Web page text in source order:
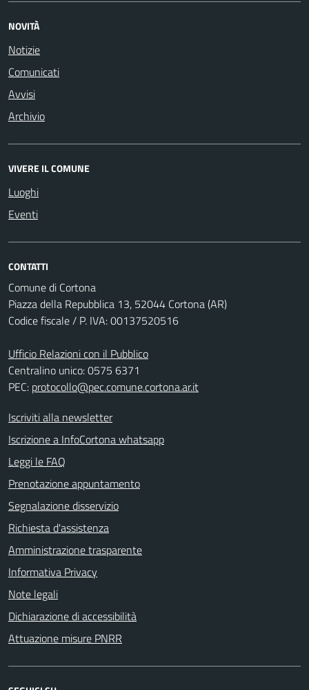
NOVITÀ
Notizie
Comunicati
Avvisi
Archivio
VIVERE IL COMUNE
Luoghi
Eventi
CONTATTI
Comune di Cortona
Piazza della Repubblica 13, 52044 Cortona (AR)
Codice fiscale / P. IVA: 00137520516
Ufficio Relazioni con il Pubblico
Centralino unico: 0575 6371
PEC: protocollo@pec.comune.cortona.ar.it
Iscriviti alla newsletter
Iscrizione a InfoCortona whatsapp
Leggi le FAQ
Prenotazione appuntamento
Segnalazione disservizio
Richiesta d'assistenza
Amministrazione trasparente
Informativa Privacy
Note legali
Dichiarazione di accessibilità
Attuazione misure PNRR